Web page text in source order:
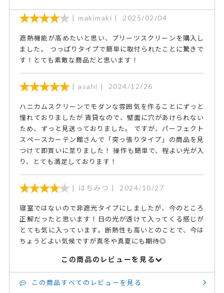
makimaki 2025/02/04
遮熱機能が高めたいと思い、プリーツスクリーンを購入し
ました。 つっぱりタイプで簡単に取付られたことに驚きで
す！とても素敵な商品だと思います！
asahi 2024/12/26
ハニカムスクリーンでモダンな雰囲気を作ることにずっと
憧れておりましたが 賃貸なので、壁面に穴があけられない
ため、ずっと見送っておりました。 ですが、パーフェクト
スペースカーテン館さんで「突っ張りタイプ」の商品を見
つけて即買いに至りました！ 操作も簡単で、程よい光が入
り、とても満足しております！
はちみつ 2024/10/27
寝室ではないので非遮光タイプにしましたが、今のところ
正解だったと思います！日の光が透けて入ってくる感じが
とても気に入っています。断熱性も高いとのことで、今は
ちょうどよい気候ですが真冬や真夏にも期待◎
この商品のレビューを見る
この商品すべてのレビューを見る